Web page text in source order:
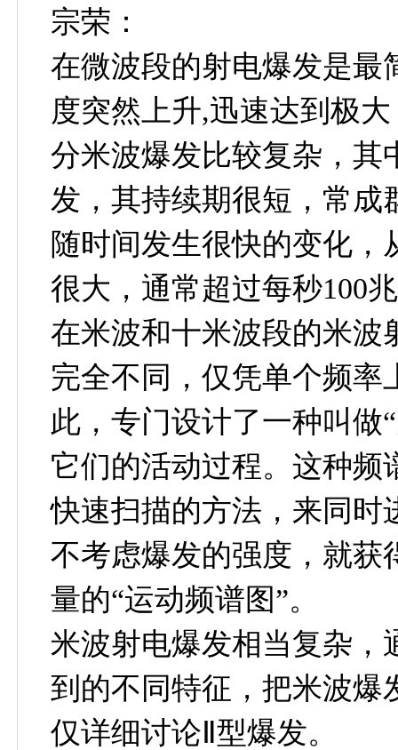
宗荣：
在微波段的射电爆发是最
度突然上升,迅速达到极
分米波爆发比较复杂，其
发，其持续期很短，常成
随时间发生很快的变化
很大，通常超过每秒100
在米波和十米波段的米波
完全不同，仅凭单个频率
此，专门设计了一种叫做
它们的活动过程。这种频
快速扫描的方法，来同时
不考虑爆发的强度，就获
量的“运动频谱图”。
米波射电爆发相当复杂，
到的不同特征，把米波爆
仅详细讨论Ⅱ型爆发。